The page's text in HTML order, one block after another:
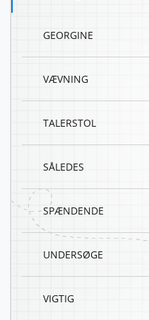
GEORGINE
VÆVNING
TALERSTOL
SÅLEDES
SPÆNDENDE
UNDERSØGE
VIGTIG